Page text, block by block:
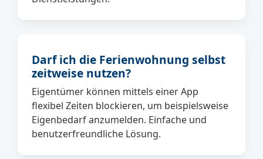
Darf ich die Ferienwohnung selbst
zeitweise nutzen?
Eigentümer können mittels einer App
flexibel Zeiten blockieren, um beispielsweise
Eigenbedarf anzumelden. Einfache und
benutzerfreundliche Lösung.